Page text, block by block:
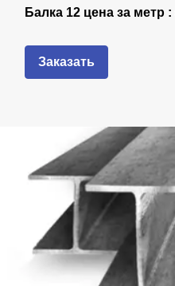
Балка 12 цена за метр
Заказать